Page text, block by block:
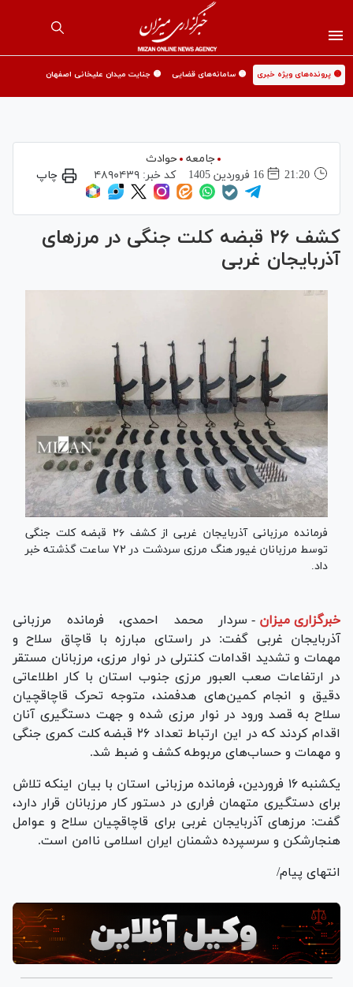
🟡 پرونده‌های ویژه خبری 🟡 سامانه‌های قضایی 🟡 جنایت میدان علیخانی اصفهان
جامعه
حوادث
21:20
16 فروردين 1405 کد خبر:۴۸۹۰۴۳۹ چاپ
کشف ۲۶ قبضه کلت جنگی در مرزهای
آذربایجان غربی
فرمانده مرزبانی آذربایجان غربی از کشف ۲۶ قبضه کلت جنگی
توسط مرزبانان غیور هنگ مرزی سردشت در ۷۲ ساعت گذشته خبر
داد.
خبرگزاری میزان - سردار محمد احمدی، فرمانده مرزبانی
آذربایجان غربی گفت: در راستای مبارزه با قاچاق سلاح و
مهمات و تشدید اقدامات کنترلی در نوار مرزی، مرزبانان مستقر
در ارتفاعات صعب العبور مرزی جنوب استان با کار اطلاعاتی
دقیق و انجام کمین‌های هدفمند، متوجه تحرک قاچاقچیان
سلاح به قصد ورود در نوار مرزی شده و جهت دستگیری آنان
اقدام کردند که در این ارتباط تعداد ۲۶ قبضه کلت کمری جنگی
و مهمات و حساب‌های مربوطه کشف و ضبط شد.
یکشنبه ۱۶ فروردین، فرمانده مرزبانی استان با بیان اینکه تلاش
برای دستگیری متهمان فراری در دستور کار مرزبانان قرار دارد،
گفت: مرز‌های آذربایجان غربی برای قاچاقچیان سلاح و عوامل
هنجارشکن و سرسپرده دشمنان ایران اسلامی ناامن است.
انتهای پیام/